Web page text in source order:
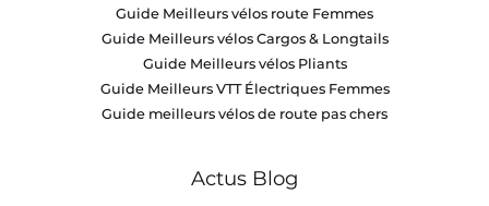
Guide Meilleurs vélos route Femmes
Guide Meilleurs vélos Cargos & Longtails
Guide Meilleurs vélos Pliants
Guide Meilleurs VTT Électriques Femmes
Guide meilleurs vélos de route pas chers
Actus Blog